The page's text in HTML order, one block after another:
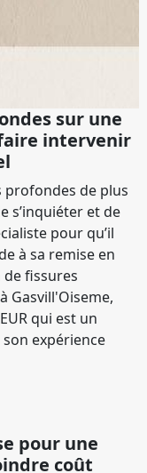
sur une
intervenir
profondes de plus
s’inquiéter et de
pour qu’il
à sa remise en
fissures
Gasvill'Oiseme,
qui est un
expérience
pour une
coût